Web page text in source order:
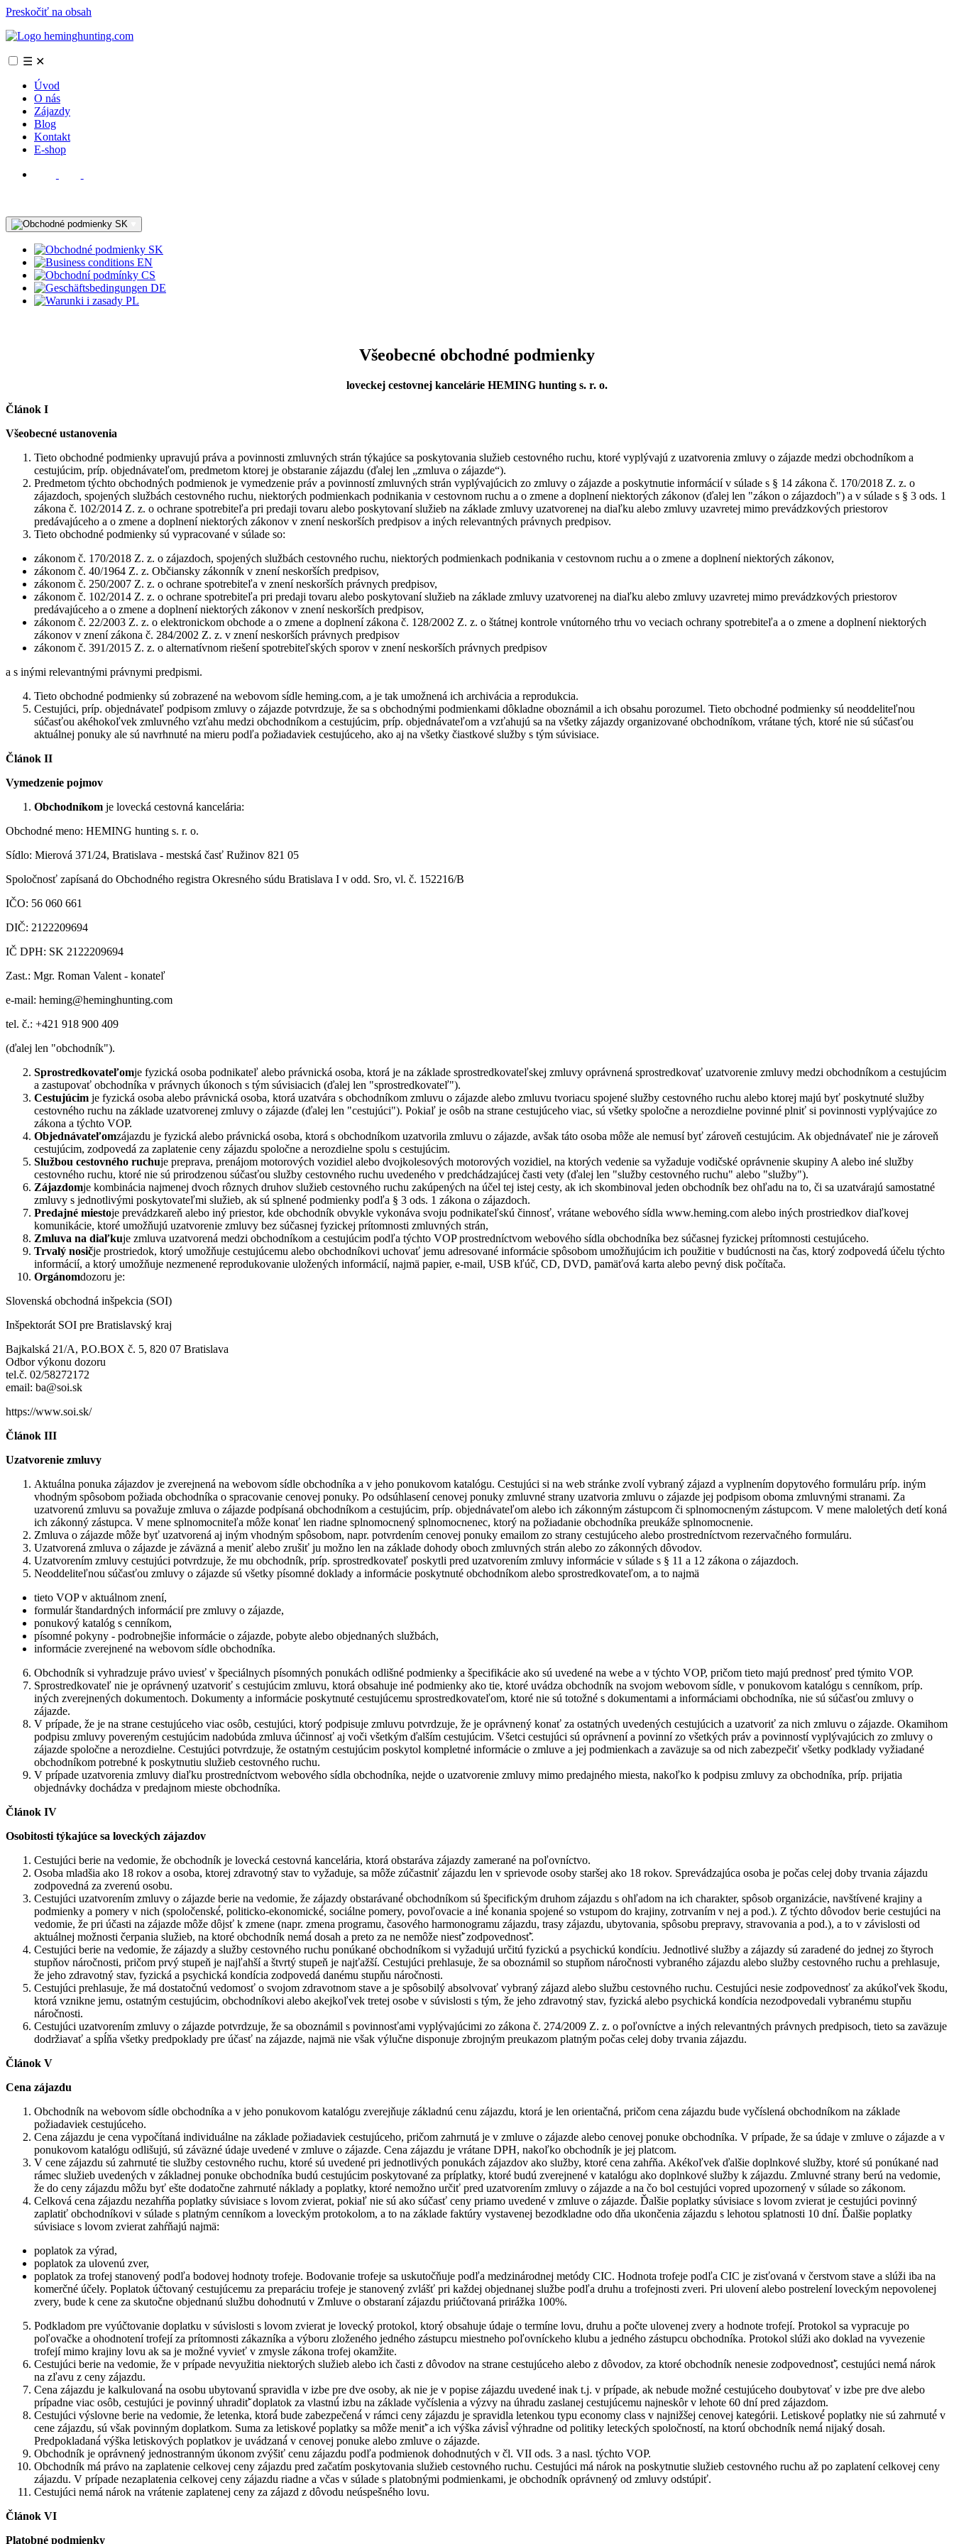
Preskočiť na obsah
☰ ✕
Úvod
O nás
Zájazdy
Blog
Kontakt
E-shop
SK
SK
EN
CS
DE
PL
Všeobecné obchodné podmienky
loveckej cestovnej kancelárie HEMING hunting s. r. o.
Článok I
Všeobecné ustanovenia
Tieto obchodné podmienky upravujú práva a povinnosti zmluvných strán týkajúce sa poskytovania služieb cestovného ruchu, ktoré vyplývajú z uzatvorenia zmluvy o zájazde medzi obchodníkom a
cestujúcim, príp. objednávateľom, predmetom ktorej je obstaranie zájazdu (ďalej len „zmluva o zájazde“).
Predmetom týchto obchodných podmienok je vymedzenie práv a povinností zmluvných strán vyplývajúcich zo zmluvy o zájazde a poskytnutie informácií v súlade s § 14 zákona č. 170/2018 Z. z. o
zájazdoch, spojených službách cestovného ruchu, niektorých podmienkach podnikania v cestovnom ruchu a o zmene a doplnení niektorých zákonov (ďalej len "zákon o zájazdoch") a v súlade s § 3 ods. 1
zákona č. 102/2014 Z. z. o ochrane spotrebiteľa pri predaji tovaru alebo poskytovaní služieb na základe zmluvy uzatvorenej na diaľku alebo zmluvy uzavretej mimo prevádzkových priestorov
predávajúceho a o zmene a doplnení niektorých zákonov v znení neskorších predpisov a iných relevantných právnych predpisov.
Tieto obchodné podmienky sú vypracované v súlade so:
zákonom č. 170/2018 Z. z. o zájazdoch, spojených službách cestovného ruchu, niektorých podmienkach podnikania v cestovnom ruchu a o zmene a doplnení niektorých zákonov,
zákonom č. 40/1964 Z. z. Občiansky zákonník v znení neskorších predpisov,
zákonom č. 250/2007 Z. z. o ochrane spotrebiteľa v znení neskorších právnych predpisov,
zákonom č. 102/2014 Z. z. o ochrane spotrebiteľa pri predaji tovaru alebo poskytovaní služieb na základe zmluvy uzatvorenej na diaľku alebo zmluvy uzavretej mimo prevádzkových priestorov
predávajúceho a o zmene a doplnení niektorých zákonov v znení neskorších predpisov,
zákonom č. 22/2003 Z. z. o elektronickom obchode a o zmene a doplnení zákona č. 128/2002 Z. z. o štátnej kontrole vnútorného trhu vo veciach ochrany spotrebiteľa a o zmene a doplnení niektorých
zákonov v znení zákona č. 284/2002 Z. z. v znení neskorších právnych predpisov
zákonom č. 391/2015 Z. z. o alternatívnom riešení spotrebiteľských sporov v znení neskorších právnych predpisov
a s inými relevantnými právnymi predpismi.
Tieto obchodné podmienky sú zobrazené na webovom sídle heming.com, a je tak umožnená ich archivácia a reprodukcia.
Cestujúci, príp. objednávateľ podpisom zmluvy o zájazde potvrdzuje, že sa s obchodnými podmienkami dôkladne oboznámil a ich obsahu porozumel. Tieto obchodné podmienky sú neoddeliteľnou
súčasťou akéhokoľvek zmluvného vzťahu medzi obchodníkom a cestujúcim, príp. objednávateľom a vzťahujú sa na všetky zájazdy organizované obchodníkom, vrátane tých, ktoré nie sú súčasťou
aktuálnej ponuky ale sú navrhnuté na mieru podľa požiadaviek cestujúceho, ako aj na všetky čiastkové služby s tým súvisiace.
Článok II
Vymedzenie pojmov
Obchodníkom je lovecká cestovná kancelária:
Obchodné meno: HEMING hunting s. r. o.
Sídlo: Mierová 371/24, Bratislava - mestská časť Ružinov 821 05
Spoločnosť zapísaná do Obchodného registra Okresného súdu Bratislava I v odd. Sro, vl. č. 152216/B
IČO: 56 060 661
DIČ: 2122209694
IČ DPH: SK 2122209694
Zast.: Mgr. Roman Valent - konateľ
e-mail: heming@heminghunting.com
tel. č.: +421 918 900 409
(ďalej len "obchodník").
Sprostredkovateľomje fyzická osoba podnikateľ alebo právnická osoba, ktorá je na základe sprostredkovateľskej zmluvy oprávnená sprostredkovať uzatvorenie zmluvy medzi obchodníkom a cestujúcim
a zastupovať obchodníka v právnych úkonoch s tým súvisiacich (ďalej len "sprostredkovateľ").
Cestujúcim je fyzická osoba alebo právnická osoba, ktorá uzatvára s obchodníkom zmluvu o zájazde alebo zmluvu tvoriacu spojené služby cestovného ruchu alebo ktorej majú byť poskytnuté služby
cestovného ruchu na základe uzatvorenej zmluvy o zájazde (ďalej len "cestujúci"). Pokiaľ je osôb na strane cestujúceho viac, sú všetky spoločne a nerozdielne povinné plniť si povinnosti vyplývajúce zo
zákona a týchto VOP.
Objednávateľomzájazdu je fyzická alebo právnická osoba, ktorá s obchodníkom uzatvorila zmluvu o zájazde, avšak táto osoba môže ale nemusí byť zároveň cestujúcim. Ak objednávateľ nie je zároveň
cestujúcim, zodpovedá za zaplatenie ceny zájazdu spoločne a nerozdielne spolu s cestujúcim.
Službou cestovného ruchuje preprava, prenájom motorových vozidiel alebo dvojkolesových motorových vozidiel, na ktorých vedenie sa vyžaduje vodičské oprávnenie skupiny A alebo iné služby
cestovného ruchu, ktoré nie sú prirodzenou súčasťou služby cestovného ruchu uvedeného v predchádzajúcej časti vety (ďalej len "služby cestovného ruchu" alebo "služby").
Zájazdomje kombinácia najmenej dvoch rôznych druhov služieb cestovného ruchu zakúpených na účel tej istej cesty, ak ich skombinoval jeden obchodník bez ohľadu na to, či sa uzatvárajú samostatné
zmluvy s jednotlivými poskytovateľmi služieb, ak sú splnené podmienky podľa § 3 ods. 1 zákona o zájazdoch.
Predajné miestoje prevádzkareň alebo iný priestor, kde obchodník obvykle vykonáva svoju podnikateľskú činnosť, vrátane webového sídla www.heming.com alebo iných prostriedkov diaľkovej
komunikácie, ktoré umožňujú uzatvorenie zmluvy bez súčasnej fyzickej prítomnosti zmluvných strán,
Zmluva na diaľkuje zmluva uzatvorená medzi obchodníkom a cestujúcim podľa týchto VOP prostredníctvom webového sídla obchodníka bez súčasnej fyzickej prítomnosti cestujúceho.
Trvalý nosičje prostriedok, ktorý umožňuje cestujúcemu alebo obchodníkovi uchovať jemu adresované informácie spôsobom umožňujúcim ich použitie v budúcnosti na čas, ktorý zodpovedá účelu týchto
informácií, a ktorý umožňuje nezmenené reprodukovanie uložených informácií, najmä papier, e-mail, USB kľúč, CD, DVD, pamäťová karta alebo pevný disk počítača.
Orgánomdozoru je:
Slovenská obchodná inšpekcia (SOI)
Inšpektorát SOI pre Bratislavský kraj
Bajkalská 21/A, P.O.BOX č. 5, 820 07 Bratislava
Odbor výkonu dozoru
tel.č. 02/58272172
email: ba@soi.sk
https://www.soi.sk/
Článok III
Uzatvorenie zmluvy
Aktuálna ponuka zájazdov je zverejnená na webovom sídle obchodníka a v jeho ponukovom katalógu. Cestujúci si na web stránke zvolí vybraný zájazd a vyplnením dopytového formuláru príp. iným
vhodným spôsobom požiada obchodníka o spracovanie cenovej ponuky. Po odsúhlasení cenovej ponuky zmluvné strany uzatvoria zmluvu o zájazde jej podpisom oboma zmluvnými stranami. Za
uzatvorenú zmluvu sa považuje zmluva o zájazde podpísaná obchodníkom a cestujúcim, príp. objednávateľom alebo ich zákonným zástupcom či splnomocneným zástupcom. V mene maloletých detí koná
ich zákonný zástupca. V mene splnomocniteľa môže konať len riadne splnomocnený splnomocnenec, ktorý na požiadanie obchodníka preukáže splnomocnenie.
Zmluva o zájazde môže byť uzatvorená aj iným vhodným spôsobom, napr. potvrdením cenovej ponuky emailom zo strany cestujúceho alebo prostredníctvom rezervačného formuláru.
Uzatvorená zmluva o zájazde je záväzná a meniť alebo zrušiť ju možno len na základe dohody oboch zmluvných strán alebo zo zákonných dôvodov.
Uzatvorením zmluvy cestujúci potvrdzuje, že mu obchodník, príp. sprostredkovateľ poskytli pred uzatvorením zmluvy informácie v súlade s § 11 a 12 zákona o zájazdoch.
Neoddeliteľnou súčasťou zmluvy o zájazde sú všetky písomné doklady a informácie poskytnuté obchodníkom alebo sprostredkovateľom, a to najmä
tieto VOP v aktuálnom znení,
formulár štandardných informácií pre zmluvy o zájazde,
ponukový katalóg s cenníkom,
písomné pokyny - podrobnejšie informácie o zájazde, pobyte alebo objednaných službách,
informácie zverejnené na webovom sídle obchodníka.
Obchodník si vyhradzuje právo uviesť v špeciálnych písomných ponukách odlišné podmienky a špecifikácie ako sú uvedené na webe a v týchto VOP, pričom tieto majú prednosť pred týmito VOP.
Sprostredkovateľ nie je oprávnený uzatvoriť s cestujúcim zmluvu, ktorá obsahuje iné podmienky ako tie, ktoré uvádza obchodník na svojom webovom sídle, v ponukovom katalógu s cenníkom, príp.
iných zverejnených dokumentoch. Dokumenty a informácie poskytnuté cestujúcemu sprostredkovateľom, ktoré nie sú totožné s dokumentami a informáciami obchodníka, nie sú súčasťou zmluvy o
zájazde.
V prípade, že je na strane cestujúceho viac osôb, cestujúci, ktorý podpisuje zmluvu potvrdzuje, že je oprávnený konať za ostatných uvedených cestujúcich a uzatvoriť za nich zmluvu o zájazde. Okamihom
podpisu zmluvy povereným cestujúcim nadobúda zmluva účinnosť aj voči všetkým ďalším cestujúcim. Všetci cestujúci sú oprávnení a povinní zo všetkých práv a povinností vyplývajúcich zo zmluvy o
zájazde spoločne a nerozdielne. Cestujúci potvrdzuje, že ostatným cestujúcim poskytol kompletné informácie o zmluve a jej podmienkach a zaväzuje sa od nich zabezpečiť všetky podklady vyžiadané
obchodníkom potrebné k poskytnutiu služieb cestovného ruchu.
V prípade uzatvorenia zmluvy diaľku prostredníctvom webového sídla obchodníka, nejde o uzatvorenie zmluvy mimo predajného miesta, nakoľko k podpisu zmluvy za obchodníka, príp. prijatia
objednávky dochádza v predajnom mieste obchodníka.
Článok IV
Osobitosti týkajúce sa loveckých zájazdov
Cestujúci berie na vedomie, že obchodník je lovecká cestovná kancelária, ktorá obstaráva zájazdy zamerané na poľovníctvo.
Osoba mladšia ako 18 rokov a osoba, ktorej zdravotný stav to vyžaduje, sa môže zúčastniť zájazdu len v sprievode osoby staršej ako 18 rokov. Sprevádzajúca osoba je počas celej doby trvania zájazdu
zodpovedná za zverenú osobu.
Cestujúci uzatvorením zmluvy o zájazde berie na vedomie, že zájazdy obstarávané́ obchodníkom sú špecifickým druhom zájazdu s ohľadom na ich charakter, spôsob organizácie, navštívené krajiny a
podmienky a pomery v nich (spoločenské́, politicko-ekonomické́, sociálne pomery, povoľovacie a iné́ konania spojené so vstupom do krajiny, zotrvaním v nej a pod.). Z týchto dôvodov berie cestujúci na
vedomie, že pri účasti na zájazde môže dôjsť k zmene (napr. zmena programu, časového harmonogramu zájazdu, trasy zájazdu, ubytovania, spôsobu prepravy, stravovania a pod.), a to v závislosti od
aktuálnej možnosti čerpania služieb, na ktoré obchodník nemá́ dosah a preto za ne nemôže niesť̌ zodpovednosť̌.
Cestujúci berie na vedomie, že zájazdy a služby cestovného ruchu ponúkané obchodníkom si vyžadujú určitú fyzickú a psychickú kondíciu. Jednotlivé služby a zájazdy sú zaradené do jednej zo štyroch
stupňov náročnosti, pričom prvý stupeň je najľahší a štvrtý stupeň je najťažší. Cestujúci prehlasuje, že sa oboznámil so stupňom náročnosti vybraného zájazdu alebo služby cestovného ruchu a prehlasuje,
že jeho zdravotný stav, fyzická a psychická kondícia zodpovedá danému stupňu náročnosti.
Cestujúci prehlasuje, že má dostatočnú vedomosť o svojom zdravotnom stave a je spôsobilý absolvovať vybraný zájazd alebo službu cestovného ruchu. Cestujúci nesie zodpovednosť za akúkoľvek škodu,
ktorá vznikne jemu, ostatným cestujúcim, obchodníkovi alebo akejkoľvek tretej osobe v súvislosti s tým, že jeho zdravotný stav, fyzická alebo psychická kondícia nezodpovedali vybranému stupňu
náročnosti.
Cestujúci uzatvorením zmluvy o zájazde potvrdzuje, že sa oboznámil s povinnosťami vyplývajúcimi zo zákona č. 274/2009 Z. z. o poľovníctve a iných relevantných právnych predpisoch, tieto sa zaväzuje
dodržiavať a spĺňa všetky predpoklady pre účasť na zájazde, najmä nie však výlučne disponuje zbrojným preukazom platným počas celej doby trvania zájazdu.
Článok V
Cena zájazdu
Obchodník na webovom sídle obchodníka a v jeho ponukovom katalógu zverejňuje základnú cenu zájazdu, ktorá je len orientačná, pričom cena zájazdu bude vyčíslená obchodníkom na základe
požiadaviek cestujúceho.
Cena zájazdu je cena vypočítaná individuálne na základe požiadaviek cestujúceho, pričom zahrnutá je v zmluve o zájazde alebo cenovej ponuke obchodníka. V prípade, že sa údaje v zmluve o zájazde a v
ponukovom katalógu odlišujú, sú záväzné údaje uvedené v zmluve o zájazde. Cena zájazdu je vrátane DPH, nakoľko obchodník je jej platcom.
V cene zájazdu sú zahrnuté tie služby cestovného ruchu, ktoré sú uvedené pri jednotlivých ponukách zájazdov ako služby, ktoré cena zahŕňa. Akékoľvek ďalšie doplnkové služby, ktoré sú ponúkané nad
rámec služieb uvedených v základnej ponuke obchodníka budú cestujúcim poskytované za príplatky, ktoré budú zverejnené v katalógu ako doplnkové služby k zájazdu. Zmluvné strany berú na vedomie,
že do ceny zájazdu môžu byť ešte dodatočne zahrnuté náklady a poplatky, ktoré nemožno určiť pred uzatvorením zmluvy o zájazde a na čo bol cestujúci vopred upozornený v súlade so zákonom.
Celková cena zájazdu nezahŕňa poplatky súvisiace s lovom zvierat, pokiaľ nie sú ako súčasť ceny priamo uvedené v zmluve o zájazde. Ďalšie poplatky súvisiace s lovom zvierat je cestujúci povinný
zaplatiť obchodníkovi v súlade s platným cenníkom a loveckým protokolom, a to na základe faktúry vystavenej bezodkladne odo dňa ukončenia zájazdu s lehotou splatnosti 10 dní. Ďalšie poplatky
súvisiace s lovom zvierat zahŕňajú najmä:
poplatok za výrad,
poplatok za ulovenú zver,
poplatok za trofej stanovený podľa bodovej hodnoty trofeje. Bodovanie trofeje sa uskutočňuje podľa medzinárodnej metódy CIC. Hodnota trofeje podľa CIC je zisťovaná v čerstvom stave a slúži iba na
komerčné účely. Poplatok účtovaný cestujúcemu za preparáciu trofeje je stanovený zvlášť pri každej objednanej službe podľa druhu a trofejnosti zveri. Pri ulovení alebo postrelení loveckým nepovolenej
zvery, bude k cene za skutočne objednanú službu dohodnutú v Zmluve o obstaraní zájazdu priúčtovaná prirážka 100%.
Podkladom pre vyúčtovanie doplatku v súvislosti s lovom zvierat je lovecký protokol, ktorý obsahuje údaje o termíne lovu, druhu a počte ulovenej zvery a hodnote trofejí. Protokol sa vypracuje po
poľovačke a ohodnotení trofejí za prítomnosti zákazníka a výboru zloženého jedného zástupcu miestneho poľovníckeho klubu a jedného zástupcu obchodníka. Protokol slúži ako doklad na vyvezenie
trofejí mimo krajiny lovu ak sa je možné vyvieť v zmysle zákona trofej okamžite.
Cestujúci berie na vedomie, že v prípade nevyužitia niektorých služieb alebo ich časti z dôvodov na strane cestujúceho alebo z dôvodov, za ktoré obchodník nenesie zodpovednosť̌, cestujúci nemá́ nárok
na zľavu z ceny zájazdu.
Cena zájazdu je kalkulovaná́ na osobu ubytovanú́ spravidla v izbe pre dve osoby, ak nie je v popise zájazdu uvedené inak t.j. v prípade, ak nebude možné́ cestujúceho doubytovať v izbe pre dve alebo
prípadne viac osôb, cestujúci je povinný́ uhradiť̌ doplatok za vlastnú́ izbu na základe vyčíslenia a výzvy na úhradu zaslanej cestujúcemu najneskôr v lehote 60 dní pred zájazdom.
Cestujúci výslovne berie na vedomie, že letenka, ktorá́ bude zabezpečená́ v rámci ceny zájazdu je spravidla letenkou typu economy class v najnižšej cenovej kategórii. Letiskové́ poplatky nie sú zahrnuté́ v
cene zájazdu, sú však povinným doplatkom. Suma za letiskové́ poplatky sa môže meniť̌ a ich výška závisí́ výhradne od politiky leteckých spoločností, na ktorú́ obchodník nemá́ nijaký́ dosah.
Predpokladaná́ výška letiskových poplatkov je uvádzaná́ v cenovej ponuke alebo zmluve o zájazde.
Obchodník je oprávnený jednostranným úkonom zvýšiť cenu zájazdu podľa podmienok dohodnutých v čl. VII ods. 3 a nasl. týchto VOP.
Obchodník má právo na zaplatenie celkovej ceny zájazdu pred začatím poskytovania služieb cestovného ruchu. Cestujúci má nárok na poskytnutie služieb cestovného ruchu až po zaplatení celkovej ceny
zájazdu. V prípade nezaplatenia celkovej ceny zájazdu riadne a včas v súlade s platobnými podmienkami, je obchodník oprávnený od zmluvy odstúpiť.
Cestujúci nemá nárok na vrátenie zaplatenej ceny za zájazd z dôvodu neúspešného lovu.
Článok VI
Platobné podmienky